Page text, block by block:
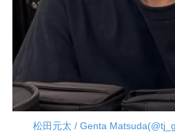
松田元太 / Genta